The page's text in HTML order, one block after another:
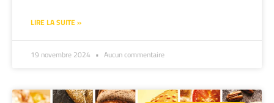
LIRE LA SUITE »
19 novembre 2024 Aucun commentaire